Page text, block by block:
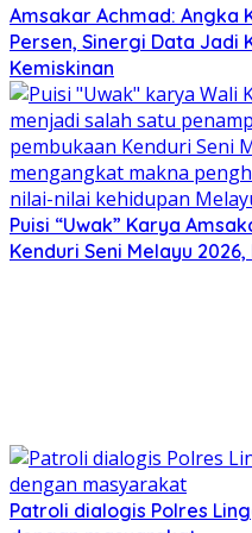
Amsakar Achmad: Angka
Persen, Sinergi Data Jadi
Kemiskinan
Puisi “Uwak” Karya
Kenduri Seni Melayu
Patroli dialogis Polres